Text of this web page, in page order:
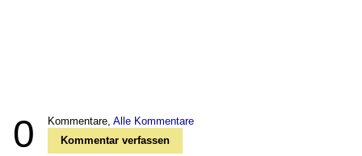
0 Kommentare, Alle Kommentare
Kommentar verfassen